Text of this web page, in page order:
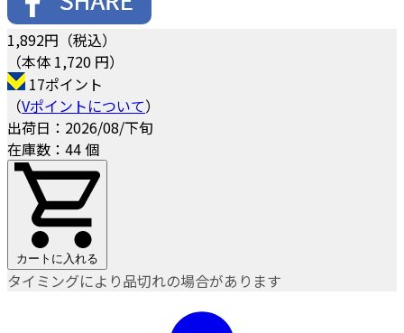
1,892円（税込）
（本体 1,720 円）
17ポイント
（Vポイントについて）
出荷日：2026/08/下旬
在庫数：44 個
カートに入れる
タイミングにより品切れの場合があります